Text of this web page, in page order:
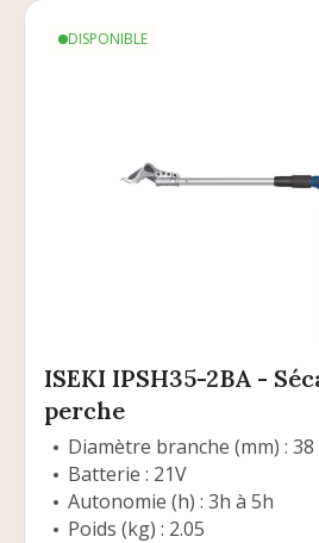
DISPONIBLE
ISEKI IPSH35-2BA -
perche
Diamètre branche (mm) : 38
Batterie : 21V
Autonomie (h) : 3h à 5h
Poids (kg) : 2.05